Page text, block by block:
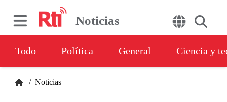
Noticias
Todo Política General Ciencia y
/ Noticias